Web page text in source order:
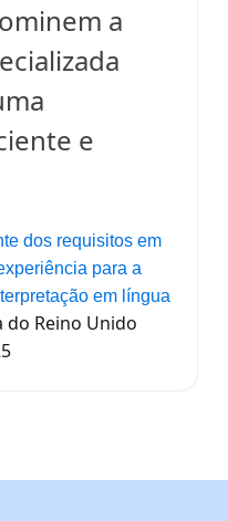
a
e
dos requisitos em
para a
em língua
do Reino Unido